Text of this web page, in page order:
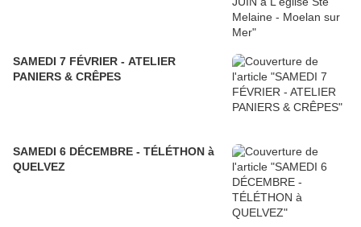
SAMEDI 7 FÉVRIER - ATELIER
PANIERS & CRÊPES
SAMEDI 6 DÉCEMBRE - TÉLÉTHON à
QUELVEZ